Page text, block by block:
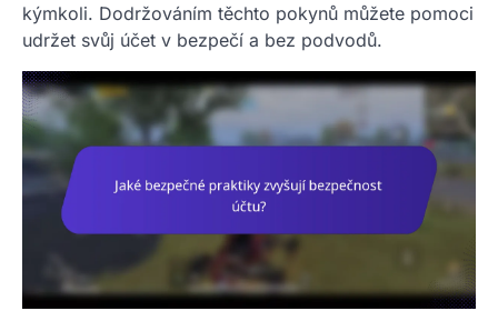
kýmkoli. Dodržováním těchto pokynů můžete pomoci
udržet svůj účet v bezpečí a bez podvodů.